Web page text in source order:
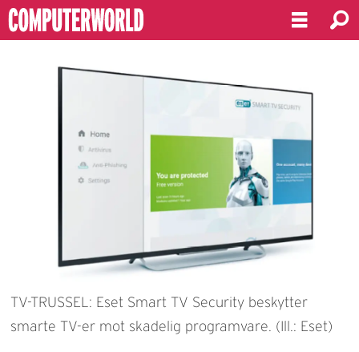
TV-TRUSSEL: Eset Smart TV Security beskytter
smarte TV-er mot skadelig programvare. (Ill.: Eset)